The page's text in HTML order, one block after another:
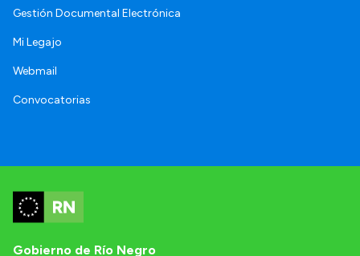
Gestión Documental Electrónica
Mi Legajo
Webmail
Convocatorias
Gobierno de Río Negro